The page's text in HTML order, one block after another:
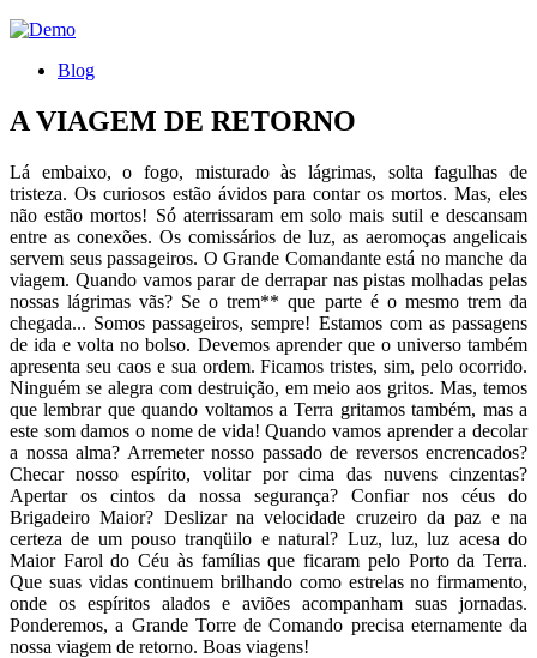
Blog
A VIAGEM DE RETORNO
Lá embaixo, o fogo, misturado às lágrimas, solta fagulhas de
tristeza. Os curiosos estão ávidos para contar os mortos. Mas, eles
não estão mortos! Só aterrissaram em solo mais sutil e descansam
entre as conexões. Os comissários de luz, as aeromoças angelicais
servem seus passageiros. O Grande Comandante está no manche da
viagem. Quando vamos parar de derrapar nas pistas molhadas pelas
nossas lágrimas vãs? Se o trem** que parte é o mesmo trem da
chegada... Somos passageiros, sempre! Estamos com as passagens
de ida e volta no bolso. Devemos aprender que o universo também
apresenta seu caos e sua ordem. Ficamos tristes, sim, pelo ocorrido.
Ninguém se alegra com destruição, em meio aos gritos. Mas, temos
que lembrar que quando voltamos a Terra gritamos também, mas a
este som damos o nome de vida! Quando vamos aprender a decolar
a nossa alma? Arremeter nosso passado de reversos encrencados?
Checar nosso espírito, volitar por cima das nuvens cinzentas?
Apertar os cintos da nossa segurança? Confiar nos céus do
Brigadeiro Maior? Deslizar na velocidade cruzeiro da paz e na
certeza de um pouso tranqüilo e natural? Luz, luz, luz acesa do
Maior Farol do Céu às famílias que ficaram pelo Porto da Terra.
Que suas vidas continuem brilhando como estrelas no firmamento,
onde os espíritos alados e aviões acompanham suas jornadas.
Ponderemos, a Grande Torre de Comando precisa eternamente da
nossa viagem de retorno. Boas viagens!